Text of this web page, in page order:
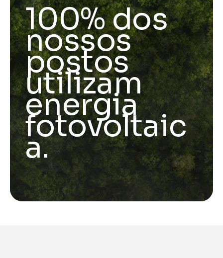
100% dos
nossos
postos
utilizam
energia
fotovoltaic
a.